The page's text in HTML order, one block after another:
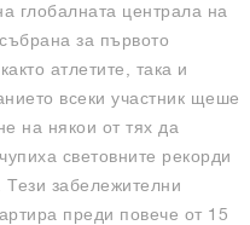
глобалната централа на
за първото
атлетите, така и
всеки участник щеше
на някои от тях да
световните рекорди
. Тези забележителни
преди повече от 15